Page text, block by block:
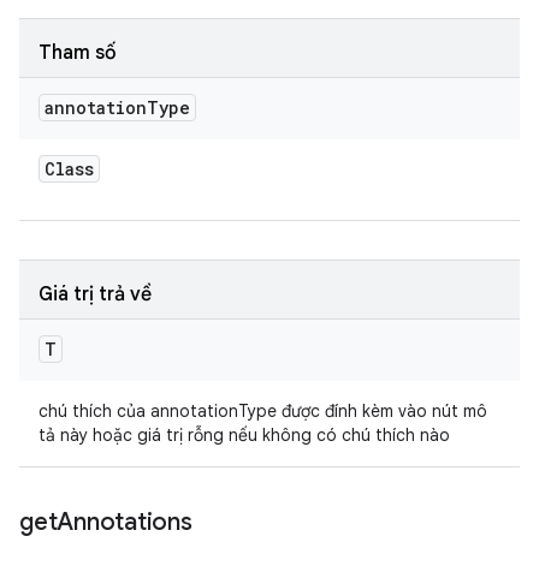
Tham số
annotationType
Class
Giá trị trả về
T
chú thích của annotationType được đính kèm vào nút mô
tả này hoặc giá trị rỗng nếu không có chú thích nào
getAnnotations